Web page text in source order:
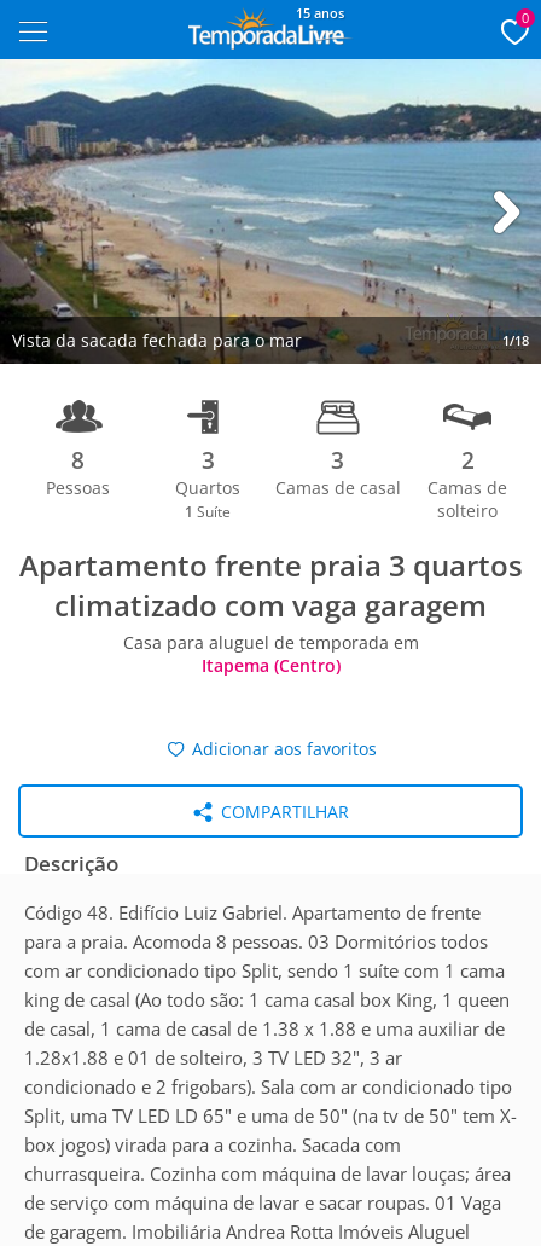
15 anos 0
Vista da sacada fechada para o mar 1/18
Next
8
Pessoas
3
Quartos
1 Suíte
3
Camas de casal
2
Camas de
solteiro
Apartamento frente praia 3 quartos
climatizado com vaga garagem
Casa para aluguel de temporada em
Itapema (Centro)
Adicionar aos favoritos
COMPARTILHAR
Descrição
Código 48. Edifício Luiz Gabriel. Apartamento de frente
para a praia. Acomoda 8 pessoas. 03 Dormitórios todos
com ar condicionado tipo Split, sendo 1 suíte com 1 cama
king de casal (Ao todo são: 1 cama casal box King, 1 queen
de casal, 1 cama de casal de 1.38 x 1.88 e uma auxiliar de
1.28x1.88 e 01 de solteiro, 3 TV LED 32", 3 ar
condicionado e 2 frigobars). Sala com ar condicionado tipo
Split, uma TV LED LD 65" e uma de 50" (na tv de 50" tem X-
box jogos) virada para a cozinha. Sacada com
churrasqueira. Cozinha com máquina de lavar louças; área
de serviço com máquina de lavar e sacar roupas. 01 Vaga
de garagem. Imobiliária Andrea Rotta Imóveis Aluguel